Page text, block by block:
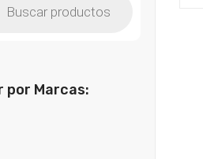
por Marcas: